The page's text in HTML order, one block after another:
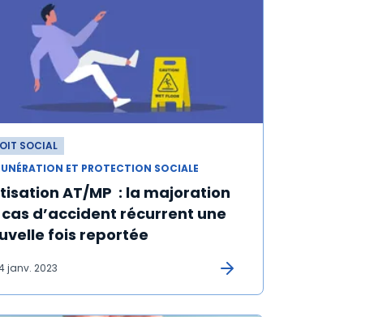
SOCIAL
ET PROTECTION SOCIALE
AT/MP : la majoration
d’accident récurrent une
fois reportée
janv. 2023